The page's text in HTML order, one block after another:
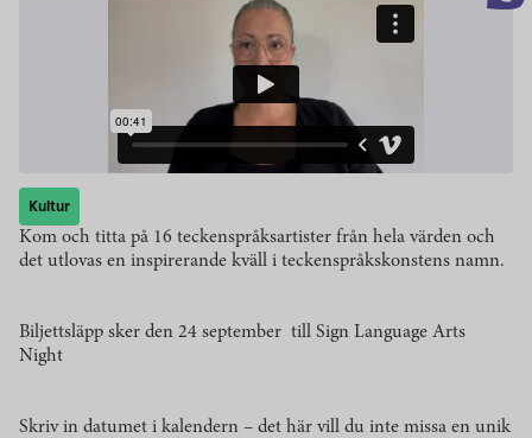
Kultur
Kom och titta på 16 teckenspråksartister från hela värden och
det utlovas en inspirerande kväll i teckenspråkskonstens namn.
Biljettsläpp sker den 24 september till Sign Language Arts
Night
Skriv in datumet i kalendern – det här vill du inte missa en unik